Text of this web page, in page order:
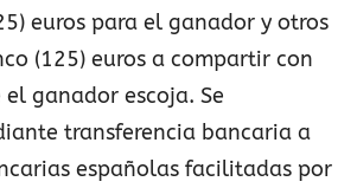
euros para el ganador y otros
(125) euros a compartir con
ganador escoja. Se
transferencia bancaria a
españolas facilitadas por